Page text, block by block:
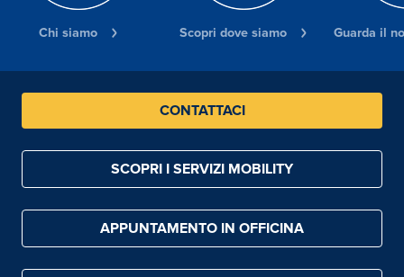
Chi siamo Scopri dove siamo Guarda il
CONTATTACI
SCOPRI I SERVIZI MOBILITY
APPUNTAMENTO IN OFFICINA